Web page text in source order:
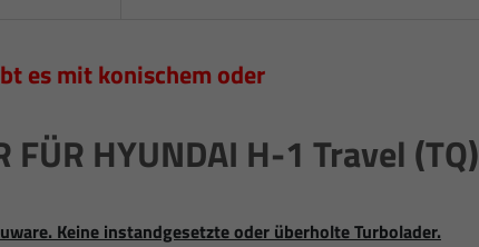
es mit konischem oder
FÜR HYUNDAI H-1 Travel (TQ)
Keine instandgesetzte oder überholte Turbolader.